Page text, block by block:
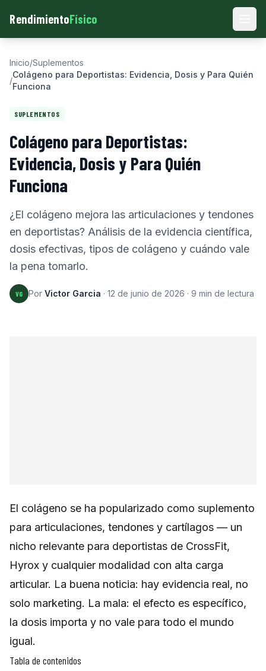
RendimientoFísico
Inicio/Suplementos
/
Colágeno para Deportistas: Evidencia, Dosis y Para Quién
Funciona
SUPLEMENTOS
Colágeno para Deportistas:
Evidencia, Dosis y Para Quién
Funciona
¿El colágeno mejora las articulaciones y tendones
en deportistas? Análisis de la evidencia científica,
dosis efectivas, tipos de colágeno y cuándo vale
la pena tomarlo.
VG Por Victor Garcia · 12 de junio de 2026 · 9 min de lectura
El colágeno se ha popularizado como suplemento
para articulaciones, tendones y cartílagos — un
nicho relevante para deportistas de CrossFit,
Hyrox y cualquier modalidad con alta carga
articular. La buena noticia: hay evidencia real, no
solo marketing. La mala: el efecto es específico,
la dosis importa y no vale para todo el mundo
igual.
Tabla de contenidos